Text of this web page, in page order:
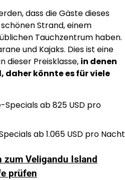
dass die Gäste dieses
Strand, einem
Tauchzentrum haben.
und Kajaks. Dies ist eine
dieser Preisklasse, in denen
daher könnte es für viele
ab 825 USD pro
ab 1.065 USD pro Nacht
zum Veligandu Island
prüfen